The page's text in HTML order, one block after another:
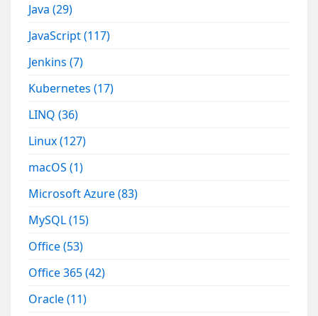
Java(29)
JavaScript(117)
Jenkins(7)
Kubernetes(17)
LINQ(36)
Linux(127)
macOS(1)
Microsoft Azure(83)
MySQL(15)
Office(53)
Office 365(42)
Oracle(11)